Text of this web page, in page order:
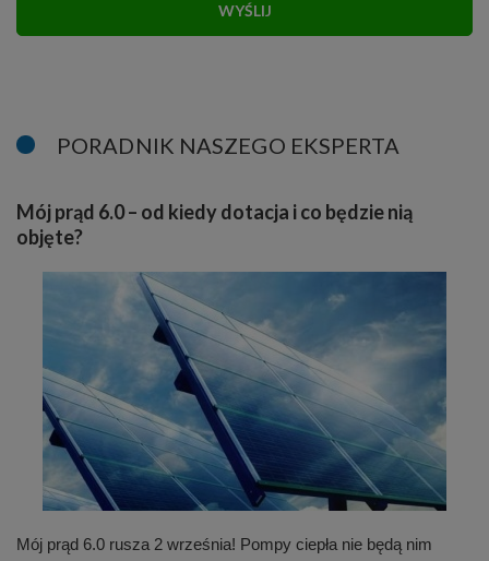
WYŚLIJ
PORADNIK NASZEGO EKSPERTA
Mój prąd 6.0 – od kiedy dotacja i co będzie nią
objęte?
Mój prąd 6.0 rusza 2 września! Pompy ciepła nie będą nim